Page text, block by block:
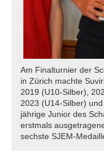
Am Finalturnier der
in Zürich machte
2019 (U10-Silber),
2023 (U14-Silber)
jährige Junior des
erstmals
sechste SJEM-